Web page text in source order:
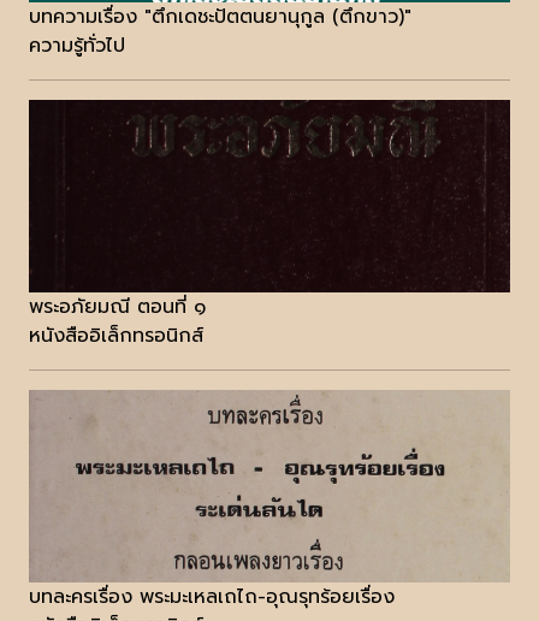
บทความเรื่อง "ตึกเดชะปัตตนยานุกูล (ตึกขาว)"
ความรู้ทั่วไป
พระอภัยมณี ตอนที่ ๑
หนังสืออิเล็กทรอนิกส์
บทละครเรื่อง พระมะเหลเถไถ-อุณรุทร้อยเรื่อง